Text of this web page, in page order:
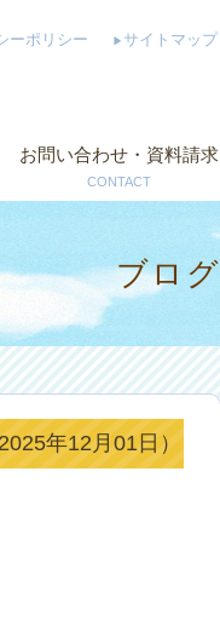
ーポリシー サイトマップ
お問い合わせ・資料請求
CONTACT
ブログ
年12月01日）